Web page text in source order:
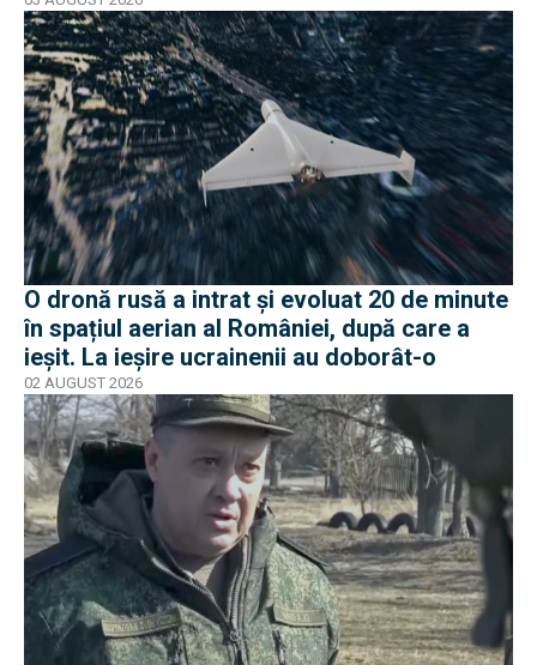
O dronă rusă a intrat și evoluat 20 de minute
în spațiul aerian al României, după care a
ieșit. La ieșire ucrainenii au doborât-o
02 AUGUST 2026